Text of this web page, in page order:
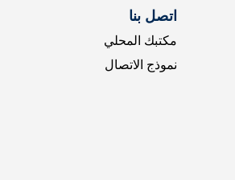
اتصل بنا
مكتبك المحلي
نموذج الاتصال